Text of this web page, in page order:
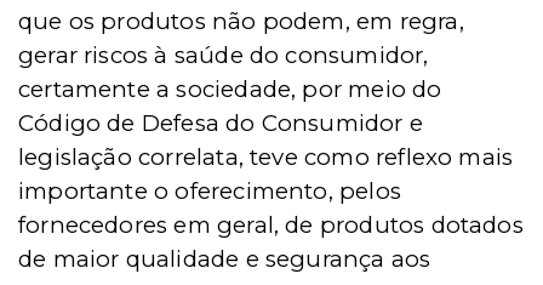
que os produtos não podem, em regra,
gerar riscos à saúde do consumidor,
certamente a sociedade, por meio do
Código de Defesa do Consumidor e
legislação correlata, teve como reflexo mais
importante o oferecimento, pelos
fornecedores em geral, de produtos dotados
de maior qualidade e segurança aos